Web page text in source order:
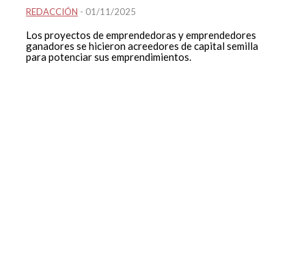
REDACCIÓN - 01/11/2025
Los proyectos de emprendedoras y emprendedores
ganadores se hicieron acreedores de capital semilla
para potenciar sus emprendimientos.